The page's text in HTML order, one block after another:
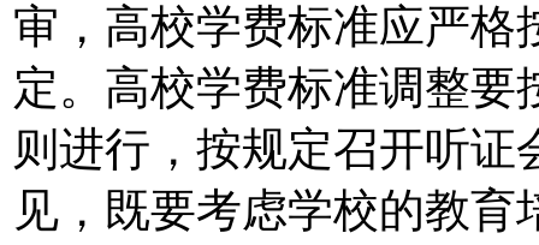
审，高校学费标准应严格
定。高校学费标准调整要
则进行，按规定召开听
见，既要考虑学校的教